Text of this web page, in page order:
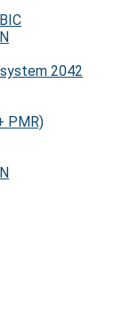
2042
PMR)